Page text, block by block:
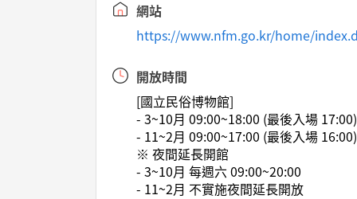
網站
https://www.nfm.go.kr/home/
開放時間
[國立民俗博物館]
- 3~10月 09:00~18:00 (最後入場 17:00)
- 11~2月 09:00~17:00 (最後入場 16:00)
※ 夜間延長開館
- 3~10月 每週六 09:00~20:00
- 11~2月 不實施夜間延長開放